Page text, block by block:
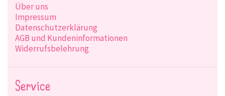
Über uns
Impressum
Datenschutzerklärung
AGB und Kundeninformationen
Widerrufsbelehrung
Service